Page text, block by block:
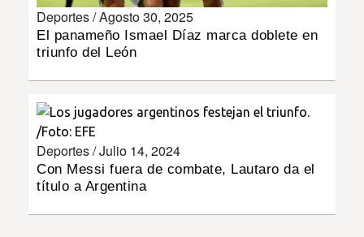
DEPORTES
INSÓLITAS
MULTIMEDIA
Deportes /Agosto 30, 2025
El panameño Ismael Díaz marca doblete en
triunfo del León
Deportes /Julio 14, 2024
Con Messi fuera de combate, Lautaro da el
título a Argentina